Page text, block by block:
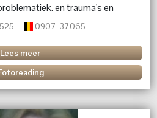
en trauma's en
energetische behandelingen dit
van een kristal of edelsteen
me dan.
0907-37065
Lees meer